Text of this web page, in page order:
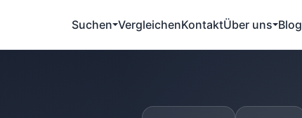
Suchen VergleichenKontaktÜber uns Blog